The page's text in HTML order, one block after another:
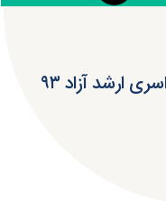
ارشد آزاد ۹۳